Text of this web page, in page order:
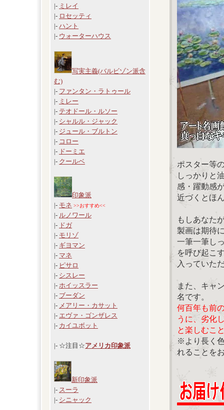
|- ミレイ
|- ロセッティ
|- ハント
|- ウォーターハウス
写実主義(バルビゾン派含
む)
|- ファンタン・ラトゥール
|- ミレー
|- テオドール・ルソー
|- シャルル・ジャック
|- ジュール・ブルトン
|- コロー
|- ドーミエ
|- クールベ
印象派
|- モネ >>おすすめ<<
|- ルノワール
|- ドガ
|- モリゾ
|- ギヨマン
|- マネ
|- ピサロ
|- シスレー
|- ホイッスラー
|- ブーダン
|- メアリー・カサット
|- エヴァ・ゴンザレス
|- カイユボット
|- ☆注目☆アメリカ印象派
新印象派
|- スーラ
|- シニャック
ポスター等
しっかりと
感・躍動感
近づくとほ
もしあなた
製画は期待
一筆一筆し
を呼び起こ
入っていた
また、キャ
名です。
何百年も前
うに、劣化
と楽しむこ
※より長く
れることを